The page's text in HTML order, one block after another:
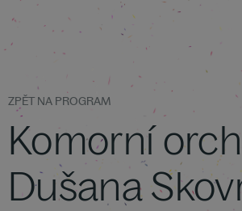
ZPĚT NA PROGRAM
Komorní
Dušana